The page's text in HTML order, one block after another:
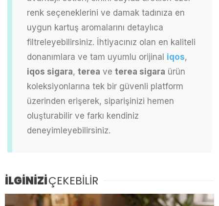
renk seçeneklerini ve damak tadınıza en
uygun kartuş aromalarını detaylıca
filtreleyebilirsiniz. İhtiyacınız olan en kaliteli
donanımlara ve tam uyumlu orijinal iqos,
iqos sigara, terea ve terea sigara ürün
koleksiyonlarına tek bir güvenli platform
üzerinden erişerek, siparişinizi hemen
oluşturabilir ve farkı kendiniz
deneyimleyebilirsiniz.
İLGİNİZİÇEKEBİLİR